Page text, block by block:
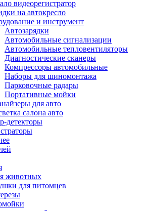
видеорегистратор
на автокресло
и инструмент
Автозарядки
Автомобильные сигнализации
Автомобильные тепловентиляторы
Диагностические сканеры
Компрессоры автомобильные
Наборы для шиномонтажа
Парковочные радары
Портативные мойки
для авто
салона авто
детекторы
животных
для питомцев